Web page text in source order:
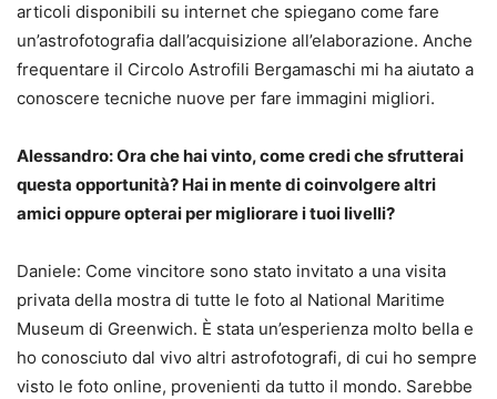
articoli disponibili su internet che spiegano come fare
un’astrofotografia dall’acquisizione all’elaborazione. Anche
frequentare il Circolo Astrofili Bergamaschi mi ha aiutato a
conoscere tecniche nuove per fare immagini migliori.
Alessandro: Ora che hai vinto, come credi che sfrutterai
questa opportunità? Hai in mente di coinvolgere altri
amici oppure opterai per migliorare i tuoi livelli?
Daniele: Come vincitore sono stato invitato a una visita
privata della mostra di tutte le foto al National Maritime
Museum di Greenwich. È stata un’esperienza molto bella e
ho conosciuto dal vivo altri astrofotografi, di cui ho sempre
visto le foto online, provenienti da tutto il mondo. Sarebbe